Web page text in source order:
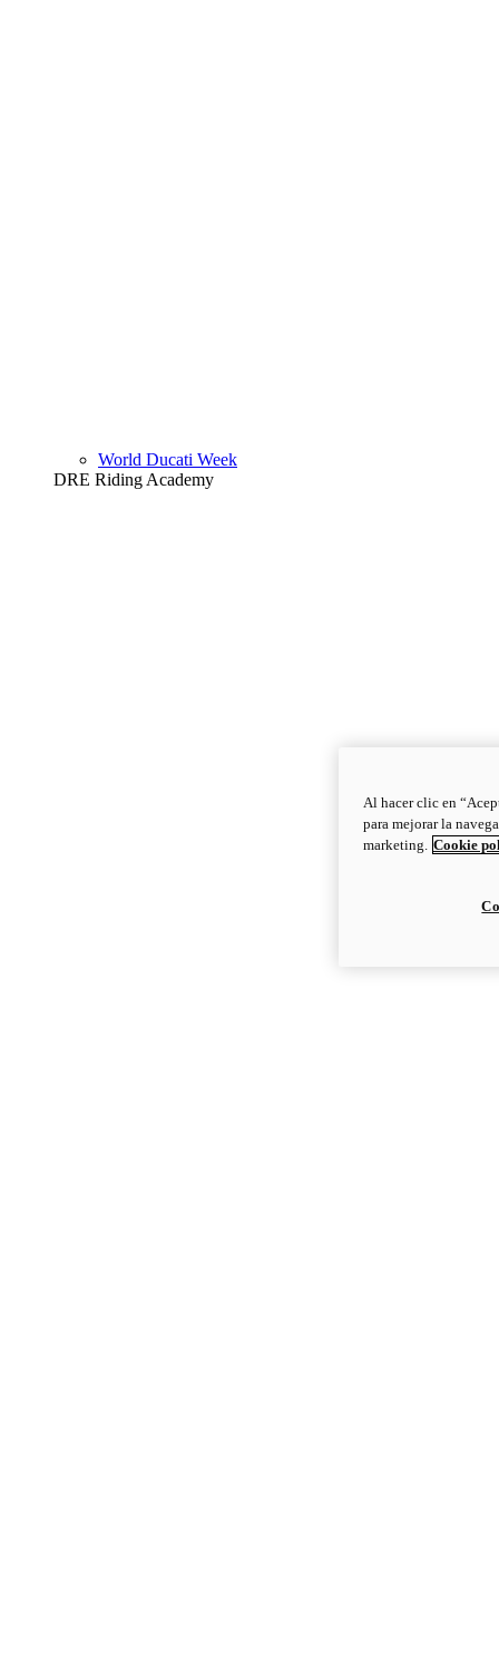
World Ducati Week
DRE Riding Academy
Al hacer clic en
para mejorar la
marketing. Cookie